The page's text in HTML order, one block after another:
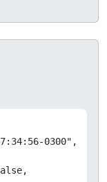
0300",